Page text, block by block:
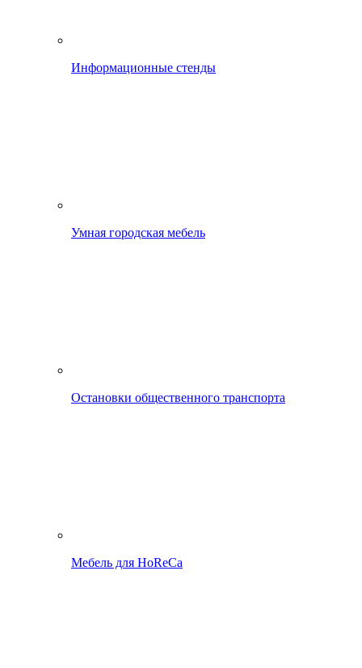
Информационные стенды
Умная городская мебель
Остановки общественного транспорта
Мебель для HoReCa